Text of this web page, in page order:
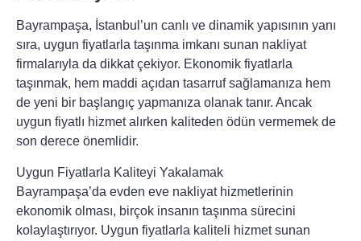
Bayrampaşa, İstanbul’un canlı ve dinamik yapısının yanı
sıra, uygun fiyatlarla taşınma imkanı sunan nakliyat
firmalarıyla da dikkat çekiyor. Ekonomik fiyatlarla
taşınmak, hem maddi açıdan tasarruf sağlamanıza hem
de yeni bir başlangıç yapmanıza olanak tanır. Ancak
uygun fiyatlı hizmet alırken kaliteden ödün vermemek de
son derece önemlidir.
Uygun Fiyatlarla Kaliteyi Yakalamak
Bayrampaşa’da evden eve nakliyat hizmetlerinin
ekonomik olması, birçok insanın taşınma sürecini
kolaylaştırıyor. Uygun fiyatlarla kaliteli hizmet sunan